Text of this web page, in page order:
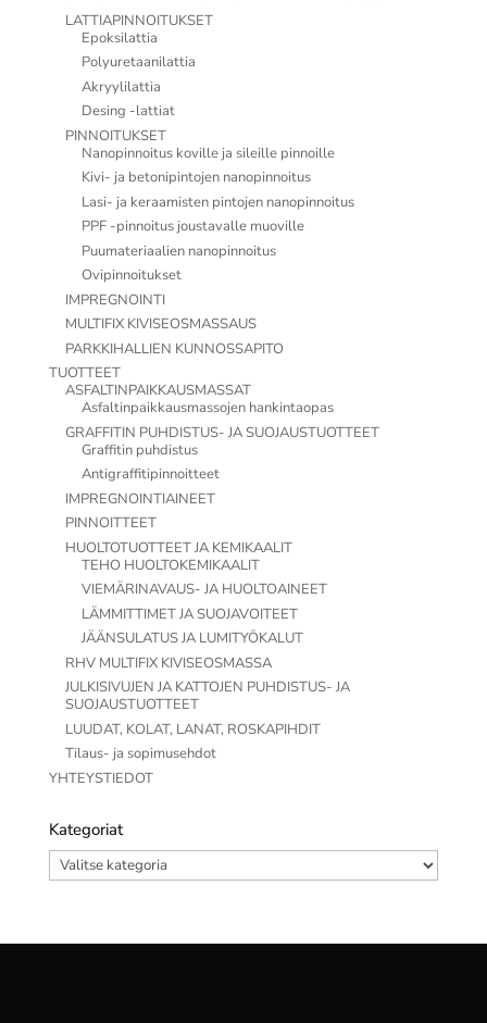
LATTIAPINNOITUKSET
Epoksilattia
Polyuretaanilattia
Akryylilattia
Desing -lattiat
PINNOITUKSET
Nanopinnoitus koville ja sileille pinnoille
Kivi- ja betonipintojen nanopinnoitus
Lasi- ja keraamisten pintojen nanopinnoitus
PPF -pinnoitus joustavalle muoville
Puumateriaalien nanopinnoitus
Ovipinnoitukset
IMPREGNOINTI
MULTIFIX KIVISEOSMASSAUS
PARKKIHALLIEN KUNNOSSAPITO
TUOTTEET
ASFALTINPAIKKAUSMASSAT
Asfaltinpaikkausmassojen hankintaopas
GRAFFITIN PUHDISTUS- JA SUOJAUSTUOTTEET
Graffitin puhdistus
Antigraffitipinnoitteet
IMPREGNOINTIAINEET
PINNOITTEET
HUOLTOTUOTTEET JA KEMIKAALIT
TEHO HUOLTOKEMIKAALIT
VIEMÄRINAVAUS- JA HUOLTOAINEET
LÄMMITTIMET JA SUOJAVOITEET
JÄÄNSULATUS JA LUMITYÖKALUT
RHV MULTIFIX KIVISEOSMASSA
JULKISIVUJEN JA KATTOJEN PUHDISTUS- JA
SUOJAUSTUOTTEET
LUUDAT, KOLAT, LANAT, ROSKAPIHDIT
Tilaus- ja sopimusehdot
YHTEYSTIEDOT
Kategoriat
Kategoriat